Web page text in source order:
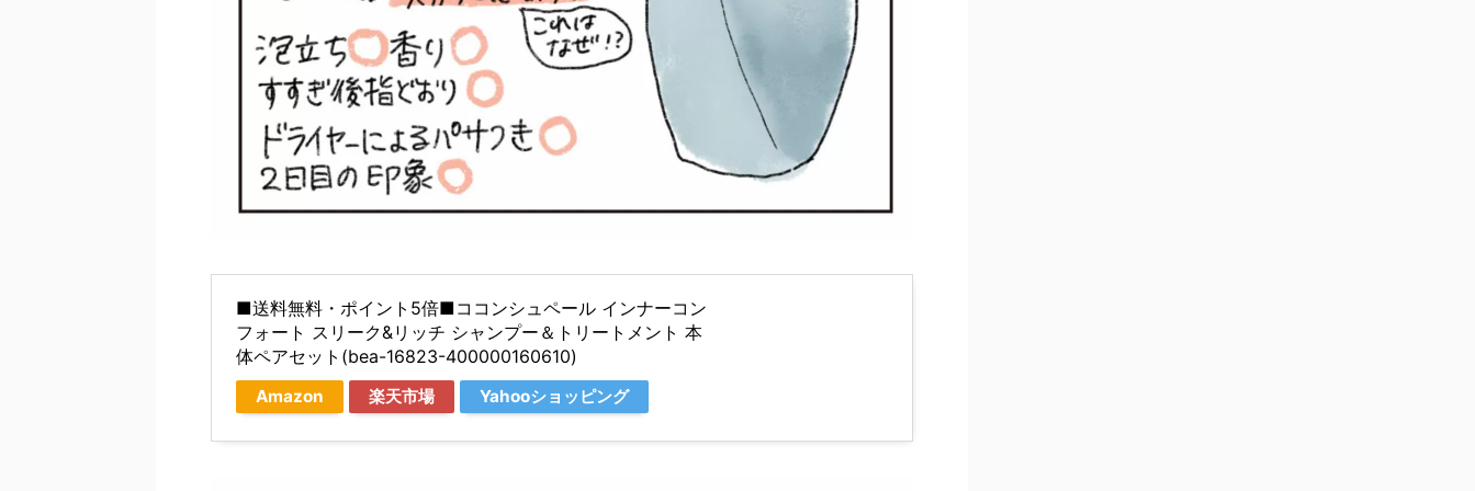
■送料無料・ポイント5倍■ココンシュペール インナーコン
フォート スリーク&リッチ シャンプー＆トリートメント 本
体ペアセット(bea-16823-400000160610)
Amazon 楽天市場 Yahooショッピング